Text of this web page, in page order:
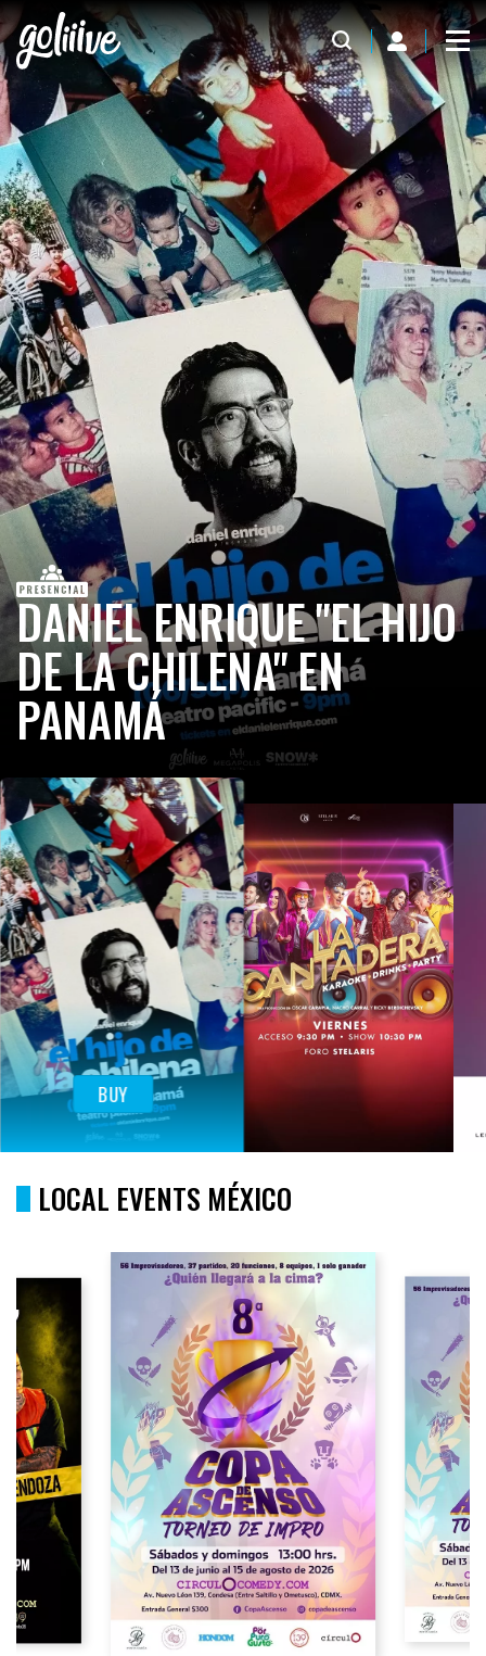
DANIEL ENRIQUE "EL HIJO
DE LA CHILENA" EN
PANAMÁ
BUY
LOCAL EVENTS MÉXICO